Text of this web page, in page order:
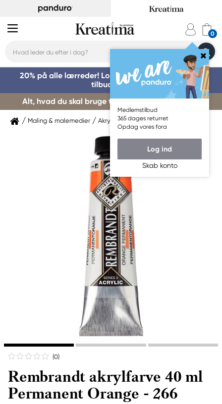
Medlemstilbud
365 dages returret
Opdag vores fora
Log ind
Skab konto
20% på alle lærreder! Log på for at benytte dig af
tilbuddet »
Alt, hvad du skal bruge til kursusstart – køb her »
Maling & malemedier Akrylmaling Rembrandt
(0)
Rembrandt akrylfarve 40 ml
Permanent Orange - 266